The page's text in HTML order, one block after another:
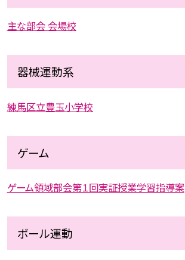
主な部会 会場校
器械運動系
練馬区立豊玉小学校
ゲーム
ゲーム領域部会第１回実証授業学習指導案
ボール運動